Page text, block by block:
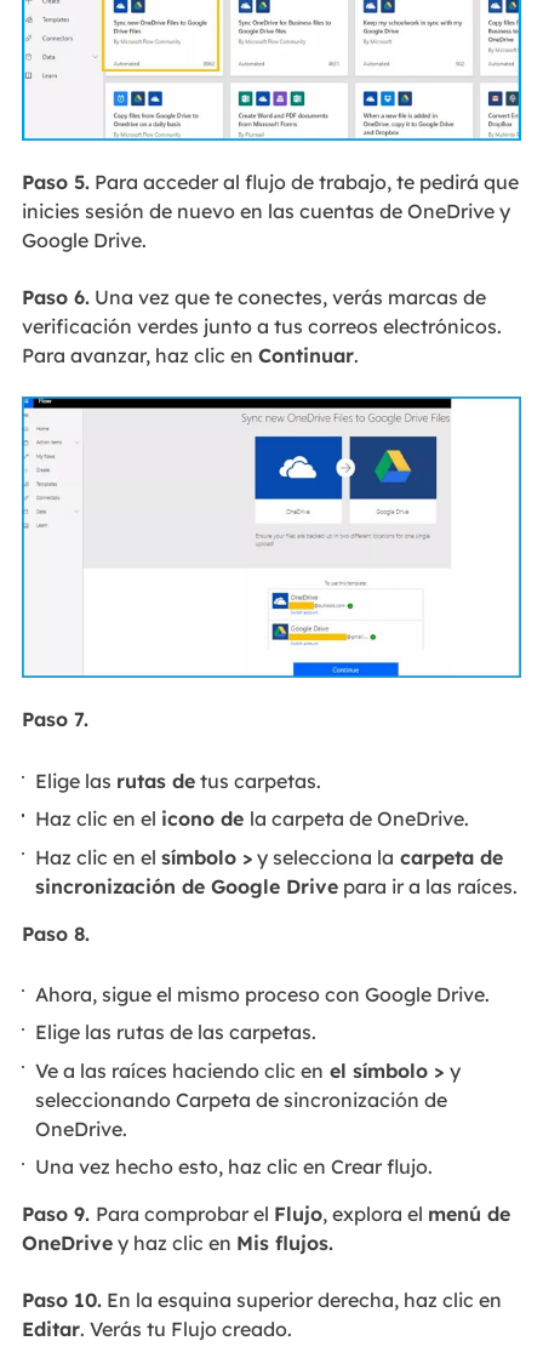
Paso 5.Para acceder al flujo de trabajo, te pedirá que
inicies sesión de nuevo en las cuentas de OneDrive y
Google Drive.
Paso 6.Una vez que te conectes, verás marcas de
verificación verdes junto a tus correos electrónicos.
Para avanzar, haz clic en Continuar.
Paso 7.
Elige las rutas de tus carpetas.
Haz clic en el icono de la carpeta de OneDrive.
Haz clic en elsímbolo > y selecciona la carpeta de
sincronización de Google Drive para ir a las raíces.
Paso 8.
Ahora, sigue el mismo proceso con Google Drive.
Elige las rutas de las carpetas.
Ve a las raíces haciendo clic en el símbolo >y
seleccionando Carpeta de sincronización de
OneDrive.
Una vez hecho esto, haz clic en Crear flujo.
Paso 9. Para comprobar el Flujo, explora el menú de
OneDrivey haz clic en Mis flujos.
Paso 10.En la esquina superior derecha, haz clic en
Editar. Verás tu Flujo creado.